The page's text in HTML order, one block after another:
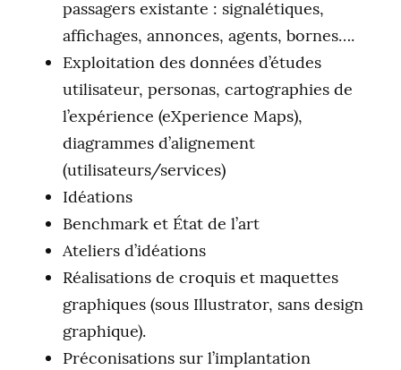
passagers existante : signalétiques,
affichages, annonces, agents, bornes….
Exploitation des données d’études
utilisateur, personas, cartographies de
l’expérience (eXperience Maps),
diagrammes d’alignement
(utilisateurs/services)
Idéations
Benchmark et État de l’art
Ateliers d’idéations
Réalisations de croquis et maquettes
graphiques (sous Illustrator, sans design
graphique).
Préconisations sur l’implantation